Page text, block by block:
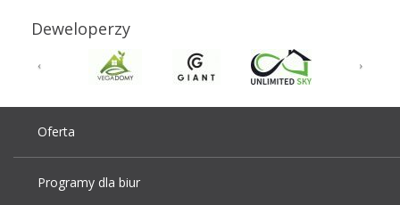
Deweloperzy
Oferta
Programy dla biur